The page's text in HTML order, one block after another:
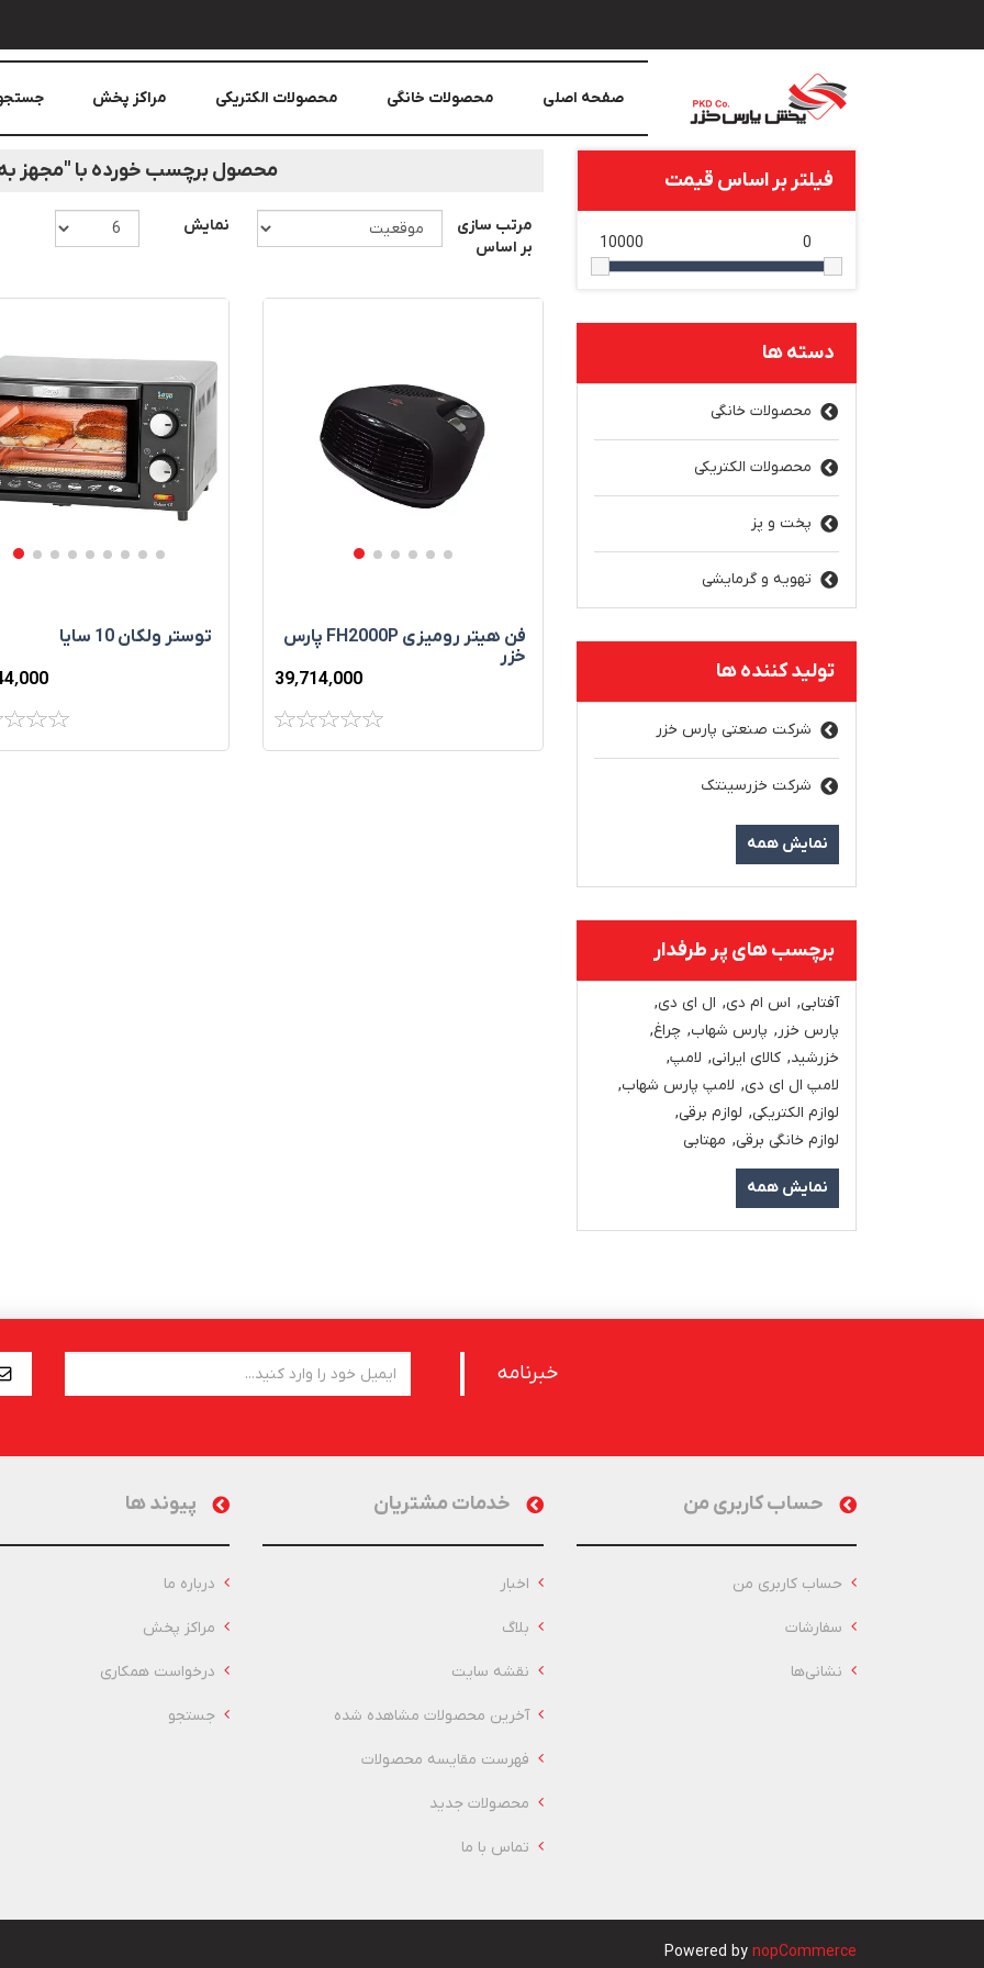
صفحه اصلی محصولات خانگی محصولات الکتریکی مراکز پخش
فیلتر بر اساس قیمت
0
10000
دسته ها
محصولات خانگی
محصولات الکتریکی
پخت و پز
تهویه و گرمایشی
تولید کننده ها
شرکت صنعتی پارس خزر
شرکت خزرسینتک
نمایش همه
برچسب های پر طرفدار
آفتابی, اس ام دی, ال ای دی,
پارس خزر, پارس شهاب, چراغ,
خزرشید, کالای ایرانی, لامپ,
لامپ ال ای دی, لامپ پارس شهاب,
لوازم الکتریکی, لوازم برقی,
لوازم خانگی برقی, مهتابی
نمایش همه
محصول برچسب خورده با "مجهز
مرتب سازی
بر اساس
نمایش
فن هيتر رومیزی FH2000P پارس
خزر
39٬714٬000
توستر ولکان 10 سایا
خبرنامه
حساب کاربری من
حساب کاربری من
سفارشات
نشانی‌ها
خدمات مشتریان
اخبار
بلاگ
نقشه سایت
آخرین محصولات مشاهده شده
فهرست مقایسه محصولات
محصولات جدید
تماس با ما
پیوند ها
درباره ما
مراکز پخش
درخواست همکاری
جستجو
Powered bynopCommerce